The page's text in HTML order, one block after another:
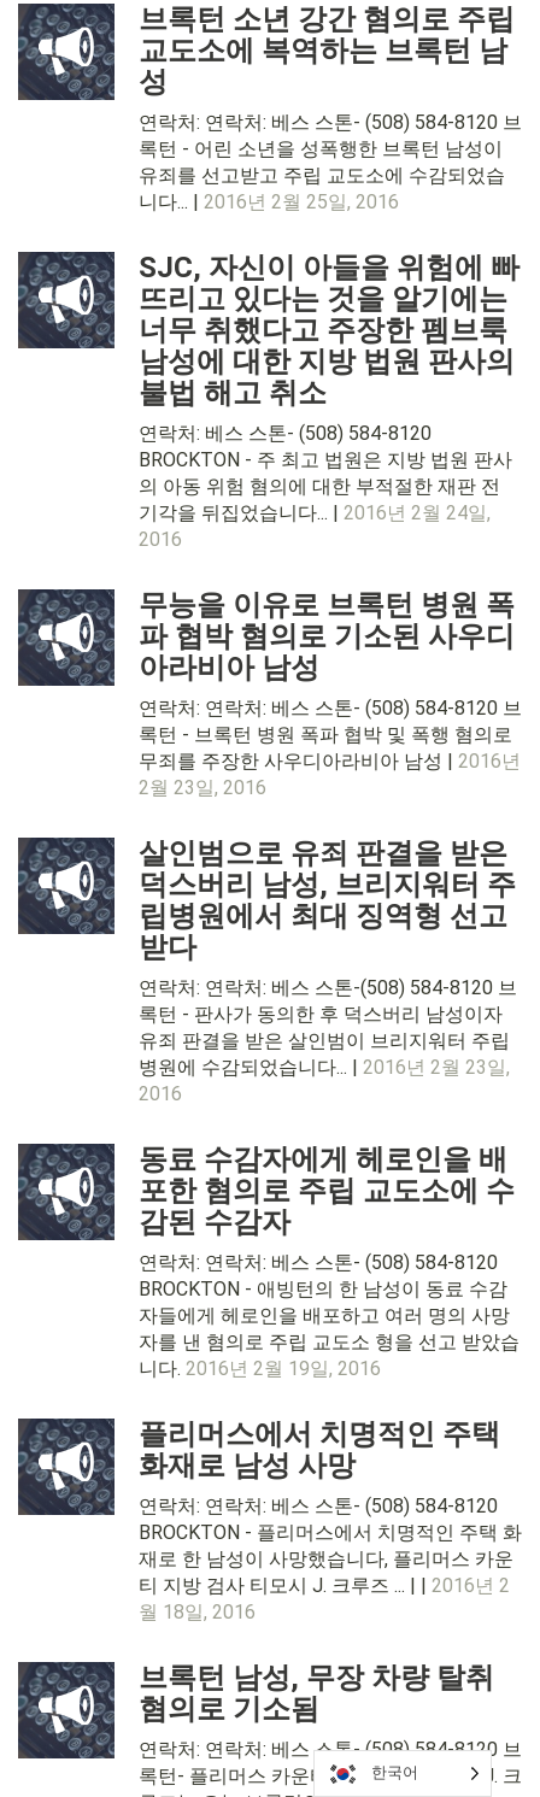
브록턴 소년 강간 혐의로 주립
교도소에 복역하는 브록턴 남
성
연락처: 연락처: 베스 스톤- (508) 584-8120 브
록턴 - 어린 소년을 성폭행한 브록턴 남성이
유죄를 선고받고 주립 교도소에 수감되었습
니다... | 2016년 2월 25일, 2016
SJC, 자신이 아들을 위험에 빠
뜨리고 있다는 것을 알기에는
너무 취했다고 주장한 펨브룩
남성에 대한 지방 법원 판사의
불법 해고 취소
연락처: 베스 스톤- (508) 584-8120
BROCKTON - 주 최고 법원은 지방 법원 판사
의 아동 위험 혐의에 대한 부적절한 재판 전
기각을 뒤집었습니다... | 2016년 2월 24일,
2016
무능을 이유로 브록턴 병원 폭
파 협박 혐의로 기소된 사우디
아라비아 남성
연락처: 연락처: 베스 스톤- (508) 584-8120 브
록턴 - 브록턴 병원 폭파 협박 및 폭행 혐의로
무죄를 주장한 사우디아라비아 남성 | 2016년
2월 23일, 2016
살인범으로 유죄 판결을 받은
덕스버리 남성, 브리지워터 주
립병원에서 최대 징역형 선고
받다
연락처: 연락처: 베스 스톤-(508) 584-8120 브
록턴 - 판사가 동의한 후 덕스버리 남성이자
유죄 판결을 받은 살인범이 브리지워터 주립
병원에 수감되었습니다... | 2016년 2월 23일,
2016
동료 수감자에게 헤로인을 배
포한 혐의로 주립 교도소에 수
감된 수감자
연락처: 연락처: 베스 스톤- (508) 584-8120
BROCKTON - 애빙턴의 한 남성이 동료 수감
자들에게 헤로인을 배포하고 여러 명의 사망
자를 낸 혐의로 주립 교도소 형을 선고 받았습
니다. 2016년 2월 19일, 2016
플리머스에서 치명적인 주택
화재로 남성 사망
연락처: 연락처: 베스 스톤- (508) 584-8120
BROCKTON - 플리머스에서 치명적인 주택 화
재로 한 남성이 사망했습니다, 플리머스 카운
티 지방 검사 티모시 J. 크루즈 ... | | 2016년 2
월 18일, 2016
브록턴 남성, 무장 차량 탈취
혐의로 기소됨
연락처: 연락처: 베스 스톤- (508) 584-8120 브
록턴- 플리머스 카운티 지방 검사 티모시 J. 크
한국어